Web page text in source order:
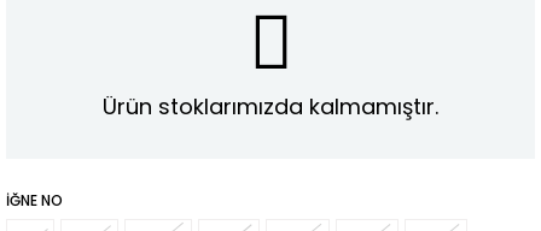
Ürün stoklarımızda kalmamıştır.
İĞNE NO